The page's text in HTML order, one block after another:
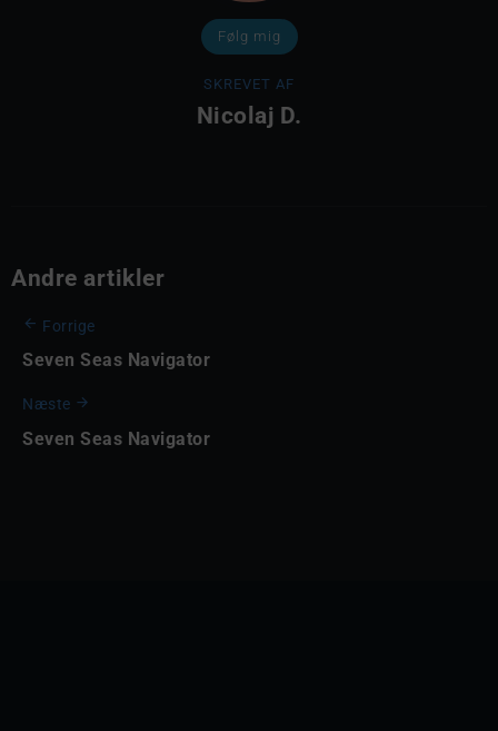
Følg mig
SKREVET AF
Nicolaj D.
Andre artikler
Forrige
Seven Seas Navigator
Næste
Seven Seas Navigator